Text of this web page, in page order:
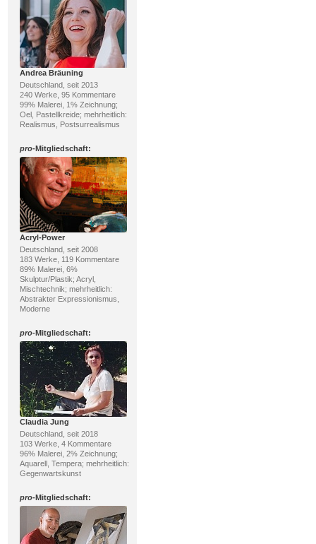
Andrea Bräuning
Deutschland, seit 2013
240 Werke, 95 Kommentare
99% Malerei, 1% Zeichnung;
Oel, Pastellkreide; mehrheitlich:
Realismus, Postsurrealismus
pro-Mitgliedschaft:
Acryl-Power
Deutschland, seit 2008
183 Werke, 119 Kommentare
89% Malerei, 6%
Skulptur/Plastik; Acryl,
Mischtechnik; mehrheitlich:
Abstrakter Expressionismus,
Moderne
pro-Mitgliedschaft:
Claudia Jung
Deutschland, seit 2018
103 Werke, 4 Kommentare
96% Malerei, 2% Zeichnung;
Aquarell, Tempera; mehrheitlich:
Gegenwartskunst
pro-Mitgliedschaft: